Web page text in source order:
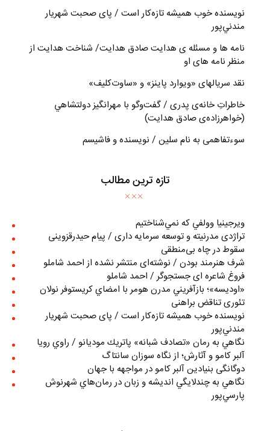
نويسنده خوب هميشه تازه‌كار است / پای صحبت شهريار
مندني‌پور
نامه ها و مسئله ی هدایت صادق هدایت/ شناخت هدایت از
منظر نامه های او
نقد سریالهای «ویوارد پاینز» و «ساوت‌کلیف»
خاطراتِ خانه‌ی پدری / گفت‌وگو با مهرانگيز دولتشاهي
(خواهرزاده‌ی صادق هدايت)
سوءتفاهمی به نام سلین / نویسنده و فاشیسم
تازه ترین مطالب
ويرجينيا وولفي كه نمي‌شناختيم
تراژدی مدرنیته و توسعه سرمایه داری / پیام حیدرقزوینی
سقوط در چاه بی‌منطقی
شرف هنرمند بودن / نوشته‌ای منتشر نشده از احمد شاملو
فروغ شاعره ای جستجوگر / احمد شاملو
«اوديسه»؛ بازآفريني مدرن هومر با امضاي كريستوفر نولان
تئوری تناقض براهنی
نويسنده خوب هميشه تازه‌كار است / پای صحبت شهريار
مندني‌پور
نگاهي به رمان «تصادف شبانه» پاتريك موديانو / راوي رويا
آلبر کامو و آثارش؛ از نگاه سوزان سانتاگ
دوگانگی بنیادین آلبر کامو در مواجهه با جهان
نگاهي به چندلايگي انديشه و زبان در رمان‌هاي شهرنوش
پارسي‌پور